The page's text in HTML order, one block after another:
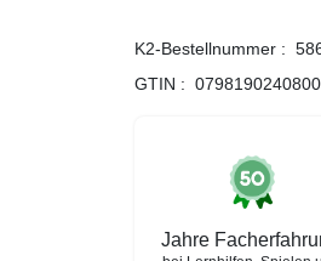
K2-Bestellnummer :
GTIN : 0798190240800
Jahre